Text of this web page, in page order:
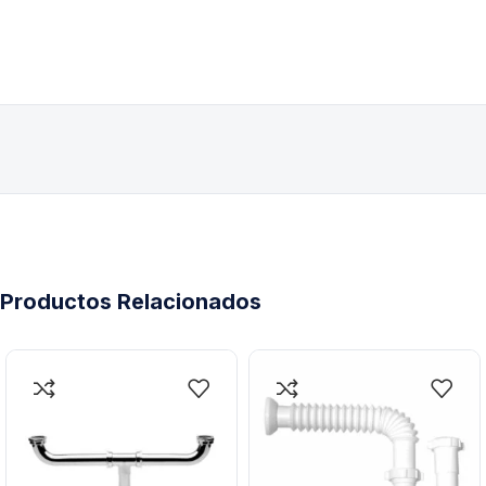
Productos Relacionados